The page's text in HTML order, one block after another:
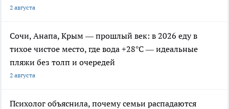
2 августа
Сочи, Анапа, Крым — прошлый век: в 2026 еду в
тихое чистое место, где вода +28°C — идеальные
пляжи без толп и очередей
2 августа
Психолог объяснила, почему семьи распадаются